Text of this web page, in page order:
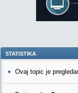
STATISTIKA
Ovaj topic je